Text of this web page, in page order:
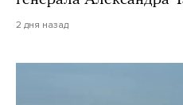
2 дня назад